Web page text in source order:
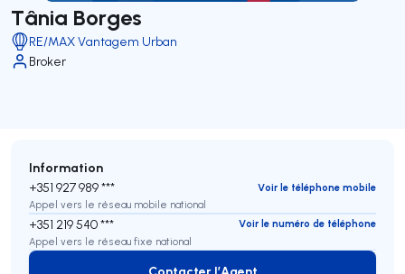
Tânia Borges
RE/MAX Vantagem Urban
Broker
Information
+351 927 989 ***
Voir le téléphone mobile
Appel vers le réseau mobile national
+351 219 540 ***
Voir le numéro de téléphone
Appel vers le réseau fixe national